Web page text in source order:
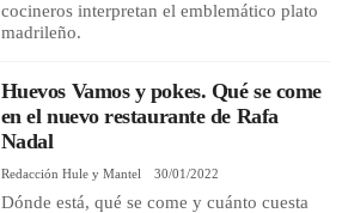
cocineros interpretan el emblemático plato
madrileño.
Huevos Vamos y pokes. Qué se come
en el nuevo restaurante de Rafa
Nadal
Redacción Hule y Mantel 30/01/2022
Dónde está, qué se come y cuánto cuesta